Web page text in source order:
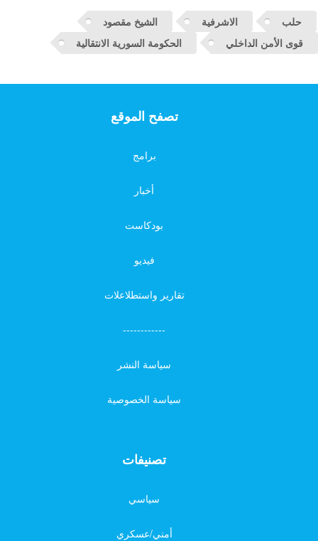
الشيخ مقصود الاشرفية
حلب
الحكومة السورية الانتقالية
قوى الأمن الداخلي
تصفح الموقع
برامج
أخبار
بودكاست
فيديو
تقارير واستطلاعلات
------------
سياسة النشر
سياسة الخصوصية
تصنيفات
سياسي
أمني/عسكري